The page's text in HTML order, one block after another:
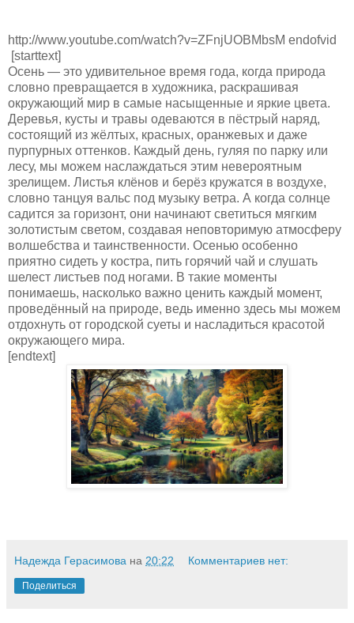
http://www.youtube.com/watch?v=ZFnjUOBMbsM endofvid
[starttext]
Осень — это удивительное время года, когда природа
словно превращается в художника, раскрашивая
окружающий мир в самые насыщенные и яркие цвета.
Деревья, кусты и травы одеваются в пёстрый наряд,
состоящий из жёлтых, красных, оранжевых и даже
пурпурных оттенков. Каждый день, гуляя по парку или
лесу, мы можем наслаждаться этим невероятным
зрелищем. Листья клёнов и берёз кружатся в воздухе,
словно танцуя вальс под музыку ветра. А когда солнце
садится за горизонт, они начинают светиться мягким
золотистым светом, создавая неповторимую атмосферу
волшебства и таинственности. Осенью особенно
приятно сидеть у костра, пить горячий чай и слушать
шелест листьев под ногами. В такие моменты
понимаешь, насколько важно ценить каждый момент,
проведённый на природе, ведь именно здесь мы можем
отдохнуть от городской суеты и насладиться красотой
окружающего мира.
[endtext]
Надежда Герасимова на 20:22 Комментариев нет:
Поделиться